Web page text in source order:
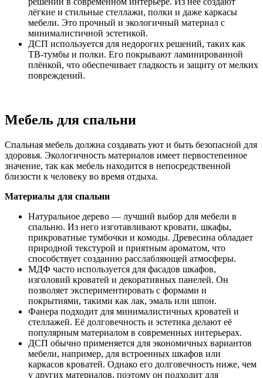
лёгкие и стильные стеллажи, полки и даже каркасы
мебели. Это прочный и экологичный материал с
минималистичной эстетикой.
ДСП используется для недорогих решений, таких как
ТВ-тумбы и полки. Его покрывают ламинированной
плёнкой, что обеспечивает гладкость и защиту от мелких
повреждений.
Мебель для спальни
Спальная мебель должна создавать уют и быть безопасной для
здоровья. Экологичность материалов имеет первостепенное
значение, так как мебель находится в непосредственной
близости к человеку во время отдыха.
Материалы для спальни
Натуральное дерево — лучший выбор для мебели в
спальню. Из него изготавливают кровати, шкафы,
прикроватные тумбочки и комоды. Древесина обладает
природной текстурой и приятным ароматом, что
способствует созданию расслабляющей атмосферы.
МДФ часто используется для фасадов шкафов,
изголовий кроватей и декоративных панелей. Он
позволяет экспериментировать с формами и
покрытиями, такими как лак, эмаль или шпон.
Фанера подходит для минималистичных кроватей и
стеллажей. Её долговечность и эстетика делают её
популярным материалом в современных интерьерах.
ДСП обычно применяется для экономичных вариантов
мебели, например, для встроенных шкафов или
каркасов кроватей. Однако его долговечность ниже, чем
у других материалов, поэтому он подходит для